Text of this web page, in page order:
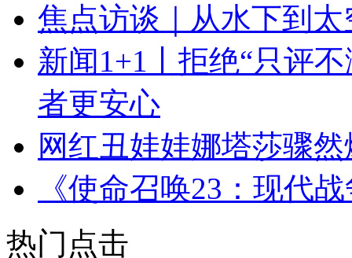
焦点访谈｜从水下到
新闻1+1丨拒绝“只评
者更安心
网红丑娃娃娜塔莎骤
《使命召唤23：现代
热门点击